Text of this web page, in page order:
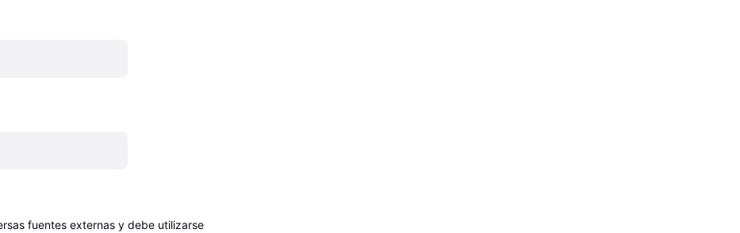
fuentes externas y debe utilizarse